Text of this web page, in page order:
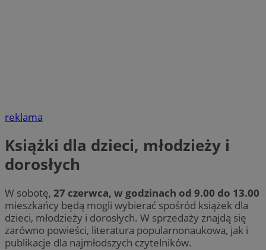
reklama
Książki dla dzieci, młodzieży i
dorosłych
W sobotę, 27 czerwca, w godzinach od 9.00 do 13.00
mieszkańcy będą mogli wybierać spośród książek dla
dzieci, młodzieży i dorosłych. W sprzedaży znajdą się
zarówno powieści, literatura popularnonaukowa, jak i
publikacje dla najmłodszych czytelników.